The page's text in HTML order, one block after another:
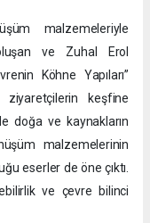
malzemeleriyle
oluşan ve Zuhal Erol
Köhne Yapıları”
keşfine
doğa ve kaynakların
malzemelerinin
eserler de öne çıktı.
ve çevre bilinci